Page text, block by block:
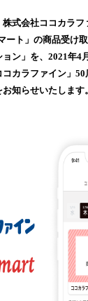
式会社ココカラ
ート」の商品受け
ン」を、2021年4
カラファイン」
知らせいたします。